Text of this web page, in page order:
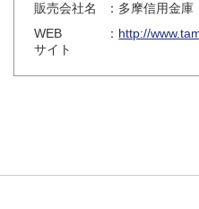
販売会社名
：多摩信用金庫
WEB
サイト
： http://